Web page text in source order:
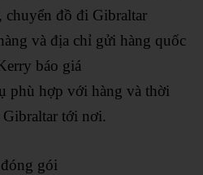
đồ đi Gibraltar
và địa chỉ gửi hàng quốc
báo giá
phù hợp với hàng và thời
tới nơi.
gói